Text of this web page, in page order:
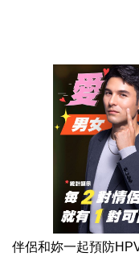
伴侶和妳一起預防